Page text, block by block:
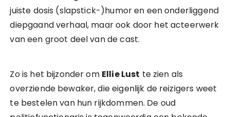
juiste dosis (slapstick-)humor en een onderliggend
diepgaand verhaal, maar ook door het acteerwerk
van een groot deel van de cast.
Zo is het bijzonder om Ellie Lust te zien als
overziende bewaker, die eigenlijk de reizigers weet
te bestelen van hun rijkdommen. De oud